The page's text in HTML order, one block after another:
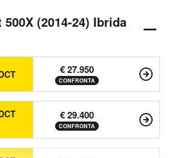
(2014-24) Ibrida
€ 27.950
CONFRONTA
€ 29.400
CONFRONTA